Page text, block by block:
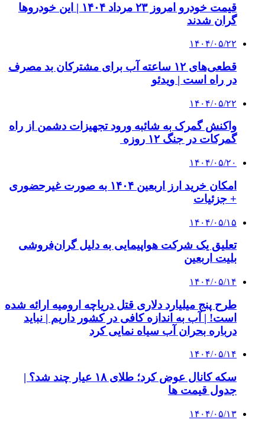
قیمت خودرو امروز ۲۳ مرداد ۱۴۰۴ | این خودروها
گران شدند
۱۴۰۴/۰۵/۲۲
قطعی‌های ۱۲ ساعته آب برای مشترکان بد مصرف
در راه است | ویدئو
۱۴۰۴/۰۵/۲۲
واکنش گمرک به شائبه ورود تجهیزات دشمن از راه
گمرکات در جنگ ۱۲ روزه
۱۴۰۴/۰۵/۲۰
امکان خرید ارز اربعین ۱۴۰۴ به صورت غیرحضوری
+ جزئیات
۱۴۰۴/۰۵/۱۵
تعلیق یک شرکت هواپیمایی به دلیل گران‌فروشی
بلیت اربعین
۱۴۰۴/۰۵/۱۴
طرح پنج میلیارد دلاری قتل دریاچه ارومیه ارائه شده
است! | آب به اندازه کافی در کشور داریم | نباید
درباره بحران آب سیاه نمایی کرد
۱۴۰۴/۰۵/۱۴
سکه کانال عوض کرد؛ طلای ۱۸ عیار چند شد؟ |
جدول قیمت ها
۱۴۰۴/۰۵/۱۳